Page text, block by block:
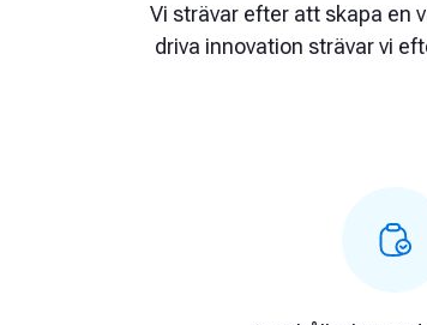
Vi strävar efter att skapa en
driva innovation strävar vi